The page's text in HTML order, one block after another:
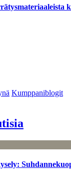
Kumppaniblogit